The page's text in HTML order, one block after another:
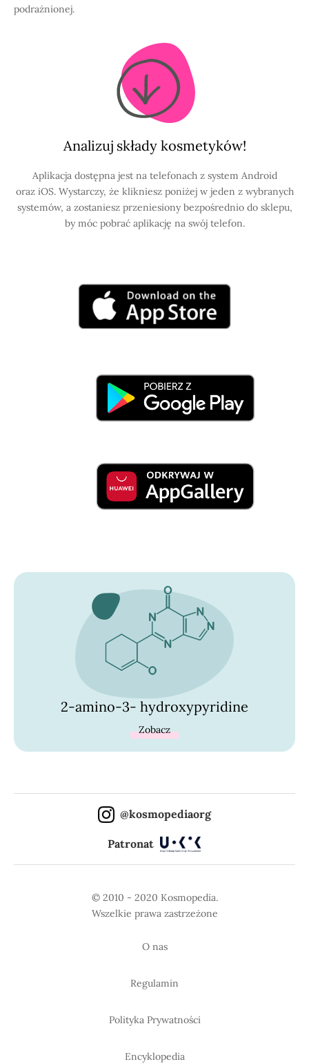
podrażnionej.
Analizuj składy kosmetyków!
Aplikacja dostępna jest na telefonach z system Android
oraz iOS. Wystarczy, że klikniesz poniżej w jeden z wybranych
systemów, a zostaniesz przeniesiony bezpośrednio do sklepu,
by móc pobrać aplikację na swój telefon.
2-amino-3- hydroxypyridine
Zobacz
@kosmopediaorg
Patronat
© 2010 - 2020 Kosmopedia.
Wszelkie prawa zastrzeżone
O nas
Regulamin
Polityka Prywatności
Encyklopedia